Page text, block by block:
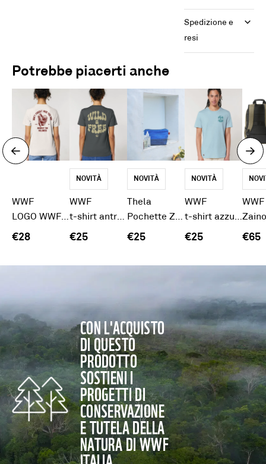
Spedizione e
resi
Potrebbe piacerti anche
WWF
LOGO WWF - t-shirt panna Bradipo
€28
NOVITÀ
WWF
t-shirt antracite "Wild&Free"
€25
NOVITÀ
Thela
Pochette Zippy
€25
NOVITÀ
WWF
t-shirt azzurra "Wild&Free"
€25
WWF
€65
CON L'ACQUISTO
DI QUESTO
PRODOTTO
SOSTIENI I
PROGETTI DI
CONSERVAZIONE
E TUTELA DELLA
NATURA DI WWF